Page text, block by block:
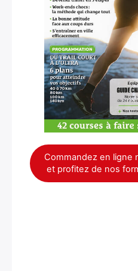
Commandez en ligne
et profitez de nos